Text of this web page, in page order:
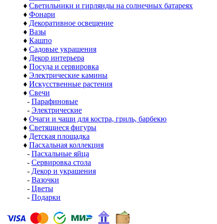
♦ Светильники и гирлянды на солнечных батареях
♦ Фонари
♦ Декоративное освещение
♦ Вазы
♦ Кашпо
♦ Садовые украшения
♦ Декор интерьера
♦ Посуда и сервировка
♦ Электрические камины
♦ Искусственные растения
♦ Свечи
- Парафиновые
- Электрические
♦ Очаги и чаши для костра, гриль, барбекю
♦ Светящиеся фигуры
♦ Детская площадка
♦ Пасхальная коллекция
- Пасхальные яйца
- Сервировка стола
- Декор и украшения
- Вазочки
- Цветы
- Подарки